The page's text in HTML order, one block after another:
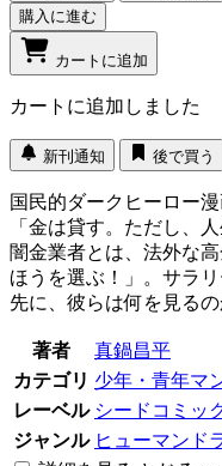
購入に進む
カートに追加
カートに追加しました
新刊通知 後で買う
国民的ダークヒーロー
「金は貸す。ただし、
闇金業者とは、法外な
ほうを選ぶ！」。サラ
先に、彼らは何を見る
著者
真鍋昌平
カテゴリ 少年・青年マ
レーベル シードコミッ
ジャンル ヒューマンド